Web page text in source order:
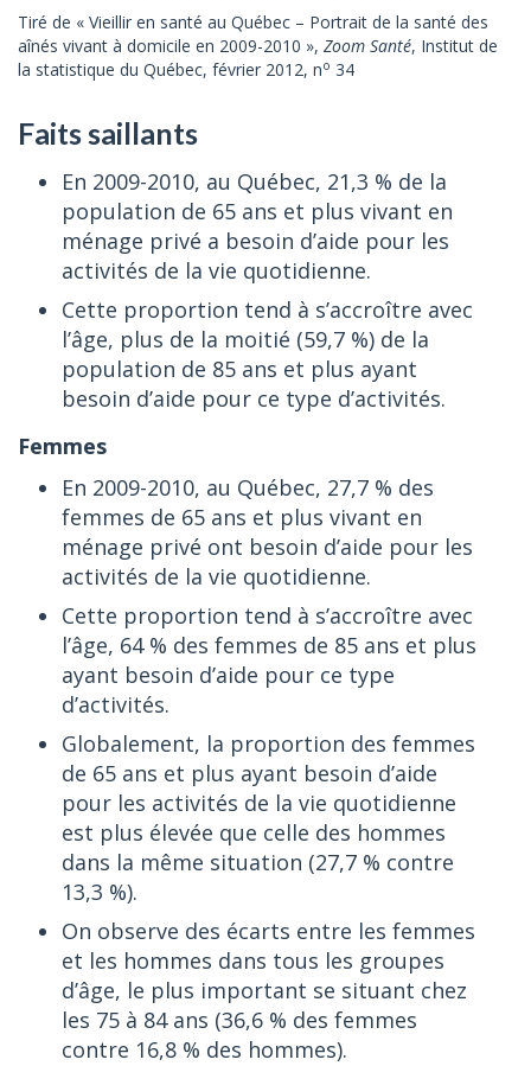
Tiré de « Vieillir en santé au Québec – Portrait de la santé des
aînés vivant à domicile en 2009-2010 », Zoom Santé, Institut de
la statistique du Québec, février 2012, no 34
Faits saillants
En 2009-2010, au Québec, 21,3 % de la
population de 65 ans et plus vivant en
ménage privé a besoin d’aide pour les
activités de la vie quotidienne.
Cette proportion tend à s’accroître avec
l’âge, plus de la moitié (59,7 %) de la
population de 85 ans et plus ayant
besoin d’aide pour ce type d’activités.
Femmes
En 2009-2010, au Québec, 27,7 % des
femmes de 65 ans et plus vivant en
ménage privé ont besoin d’aide pour les
activités de la vie quotidienne.
Cette proportion tend à s’accroître avec
l’âge, 64 % des femmes de 85 ans et plus
ayant besoin d’aide pour ce type
d’activités.
Globalement, la proportion des femmes
de 65 ans et plus ayant besoin d’aide
pour les activités de la vie quotidienne
est plus élevée que celle des hommes
dans la même situation (27,7 % contre
13,3 %).
On observe des écarts entre les femmes
et les hommes dans tous les groupes
d’âge, le plus important se situant chez
les 75 à 84 ans (36,6 % des femmes
contre 16,8 % des hommes).